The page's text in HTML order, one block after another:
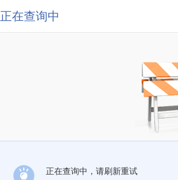
正在查询中
正在查询中，请刷新重试